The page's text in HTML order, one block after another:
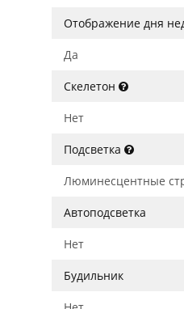
Отображение дня
Да
Скелетон
Нет
Подсветка
Люминесцентные
Автоподсветка
Нет
Будильник